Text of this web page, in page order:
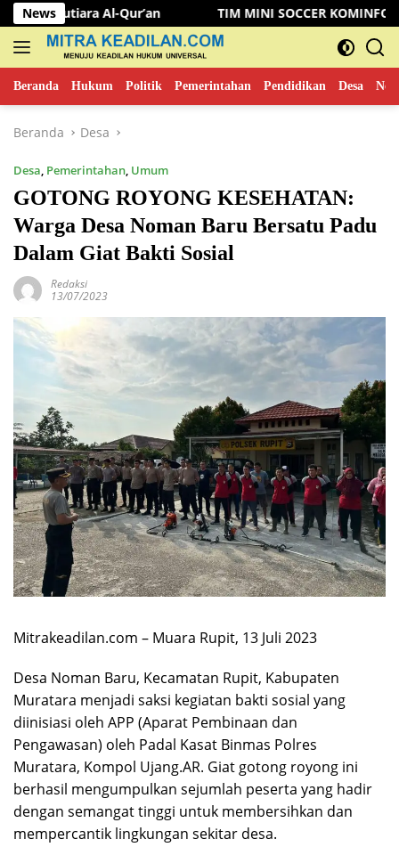
Langsung
ke
konten
News TIM MINI SOCCER KOMINFO MUSI RAWAS
Beranda Hukum Politik Pemerintahan Pendidikan Desa
Beranda Desa
Desa, Pemerintahan, Umum
GOTONG ROYONG KESEHATAN:
Warga Desa Noman Baru Bersatu Padu
Dalam Giat Bakti Sosial
Redaksi
13/07/2023
Mitrakeadilan.com – Muara Rupit, 13 Juli 2023
Desa Noman Baru, Kecamatan Rupit, Kabupaten
Muratara menjadi saksi kegiatan bakti sosial yang
diinisiasi oleh APP (Aparat Pembinaan dan
Pengawasan) oleh Padal Kasat Binmas Polres
Muratara, Kompol Ujang.AR. Giat gotong royong ini
berhasil mengumpulkan sejumlah peserta yang hadir
dengan semangat tinggi untuk membersihkan dan
mempercantik lingkungan sekitar desa.